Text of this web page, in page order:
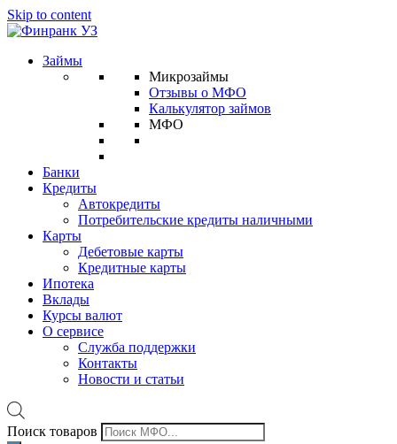
Skip to content
Займы
Микрозаймы
Отзывы о МФО
Калькулятор займов
МФО
Банки
Кредиты
Автокредиты
Потребительские кредиты наличными
Карты
Дебетовые карты
Кредитные карты
Ипотека
Вклады
Курсы валют
О сервисе
Служба поддержки
Контакты
Новости и статьи
Поиск товаров